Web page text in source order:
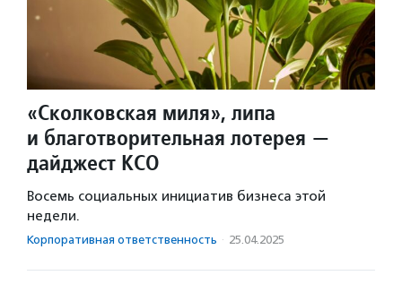
«Сколковская миля», липа
и благотворительная лотерея —
дайджест КСО
Восемь социальных инициатив бизнеса этой
недели.
Корпоративная ответственность · 25.04.2025